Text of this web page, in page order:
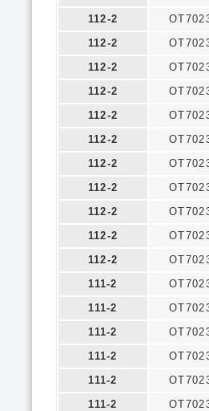
112-2
112-2
112-2
112-2
112-2
112-2
112-2
112-2
112-2
112-2
112-2
111-2
111-2
111-2
111-2
111-2
111-2